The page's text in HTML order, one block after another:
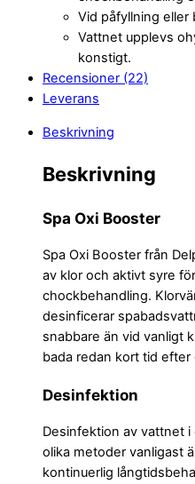
Vid påfyllning eller
Vattnet upplevs
konstigt.
Recensioner (22)
Leverans
Beskrivning
Beskrivning
Spa Oxi Booster
Spa Oxi Booster från
av klor och aktivt syre
chockbehandling.
desinficerar
snabbare än vid vanligt
bada redan kort tid
Desinfektion
Desinfektion av vattnet
olika metoder vanligast
kontinuerlig